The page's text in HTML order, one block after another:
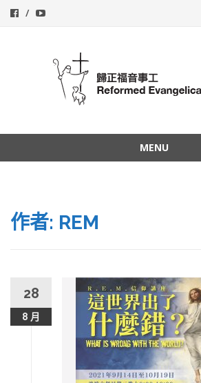
MENU
作者: REM
28
8 月